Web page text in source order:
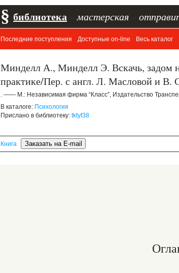
§ библиотека мастерская
Последние поступления Доступные on-line Весь каталог
Минделл А., Минделл Э. Вскачь, задом
практике/Пер. с англ. Л. Масловой и В.
. —— М.: Независимая фирма “Класс”, Издательство
В каталоге: Психология
Прислано в библиотеку: tktyf38
Книга